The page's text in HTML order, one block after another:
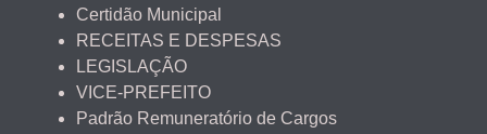
Certidão Municipal
RECEITAS E DESPESAS
LEGISLAÇÃO
VICE-PREFEITO
Padrão Remuneratório de Cargos